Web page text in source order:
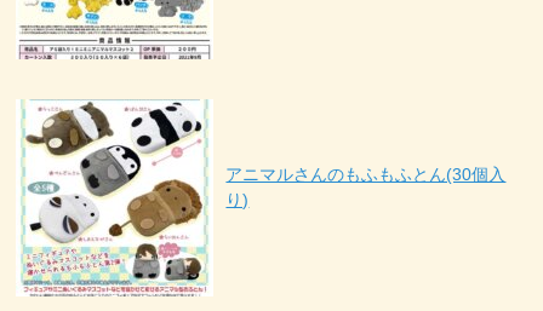
アニマルさんのもふもふとん(30個入
り)